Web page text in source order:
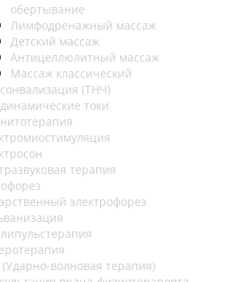
обертывание
Лимфодренажный массаж
Детский массаж
Антицеллюлитный массаж
Массаж классический
(ТНЧ)
токи
терапия
электрофорез
волновая терапия)